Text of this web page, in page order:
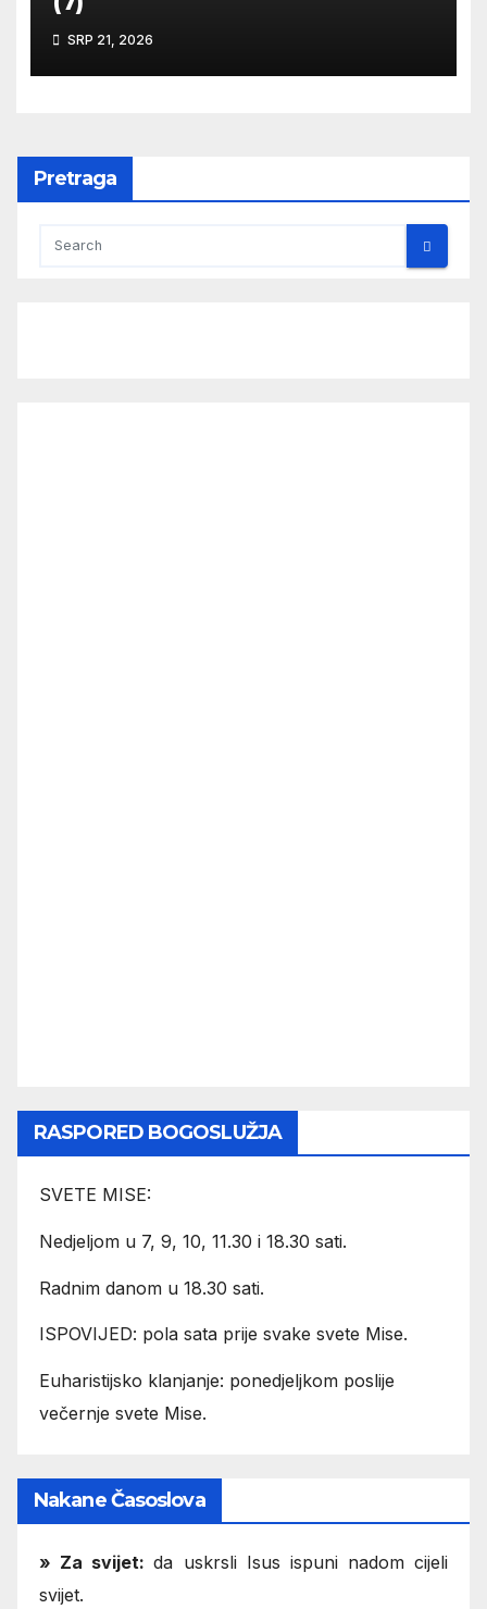
SRP 21, 2026
Pretraga
RASPORED BOGOSLUŽJA
SVETE MISE:
Nedjeljom u 7, 9, 10, 11.30 i 18.30 sati.
Radnim danom u 18.30 sati.
ISPOVIJED: pola sata prije svake svete Mise.
Euharistijsko klanjanje: ponedjeljkom poslije
večernje svete Mise.
Nakane Časoslova
» Za svijet:da uskrsli Isus ispuni nadom cijeli
svijet.